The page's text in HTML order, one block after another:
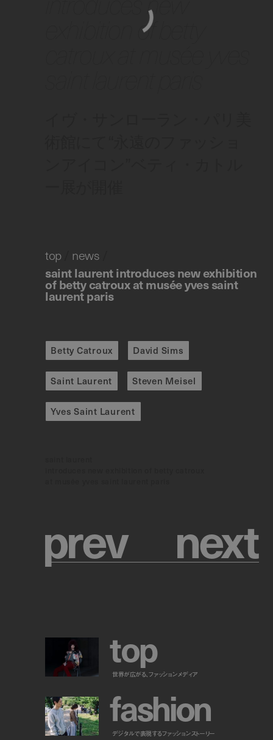
exhibition of betty
top/ news
saint laurent introduces new exhibition
of betty catroux at musée yves saint
laurent paris
Betty Catroux David Sims
Saint Laurent Steven Meisel
Yves Saint Laurent
prev next
top
世界が広がる、ファッションメディア
fashion
デジタルで表現するファッションストーリー